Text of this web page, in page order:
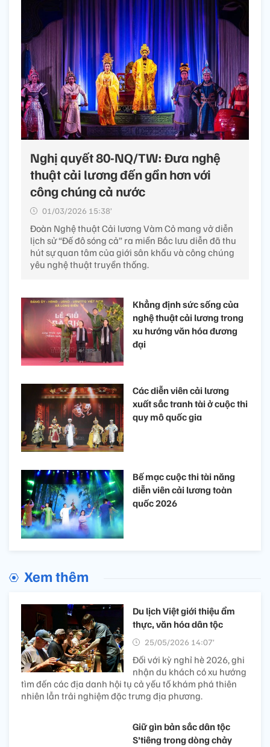
Nghị quyết 80-NQ/TW: Đưa nghệ
thuật cải lương đến gần hơn với
công chúng cả nước
01/03/2026 15:38’
Đoàn Nghệ thuật Cải lương Vàm Cỏ mang vở diễn
lịch sử “Đế đô sóng cả” ra miền Bắc lưu diễn đã thu
hút sự quan tâm của giới sân khấu và công chúng
yêu nghệ thuật truyền thống.
Khẳng định sức sống của
nghệ thuật cải lương trong
xu hướng văn hóa đương
đại
Các diễn viên cải lương
xuất sắc tranh tài ở cuộc thi
quy mô quốc gia
Bế mạc cuộc thi tài năng
diễn viên cải lương toàn
quốc 2026
Xem thêm
Du lịch Việt giới thiệu ẩm
thực, văn hóa dân tộc
25/05/2026 14:07’
Đối với kỳ nghỉ hè 2026, ghi
nhận du khách có xu hướng
tìm đến các địa danh hội tụ cả yếu tố khám phá thiên
nhiên lẫn trải nghiệm đặc trưng địa phương.
Giữ gìn bản sắc dân tộc
S’tiêng trong dòng chảy